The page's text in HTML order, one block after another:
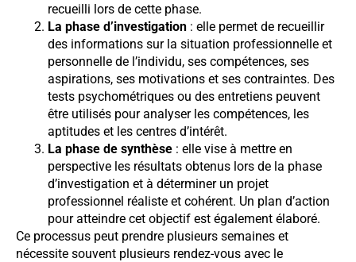
recueilli lors de cette phase.
La phase d’investigation : elle permet de recueillir
des informations sur la situation professionnelle et
personnelle de l’individu, ses compétences, ses
aspirations, ses motivations et ses contraintes. Des
tests psychométriques ou des entretiens peuvent
être utilisés pour analyser les compétences, les
aptitudes et les centres d’intérêt.
La phase de synthèse : elle vise à mettre en
perspective les résultats obtenus lors de la phase
d’investigation et à déterminer un projet
professionnel réaliste et cohérent. Un plan d’action
pour atteindre cet objectif est également élaboré.
Ce processus peut prendre plusieurs semaines et
nécessite souvent plusieurs rendez-vous avec le